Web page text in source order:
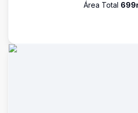
Área Total 699